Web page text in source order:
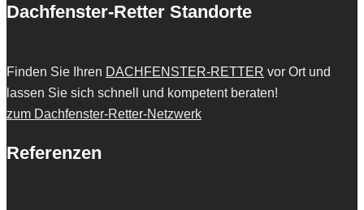
Dachfenster-Retter Standorte
Finden Sie Ihren DACHFENSTER-RETTER vor Ort und
lassen Sie sich schnell und kompetent beraten!
zum Dachfenster-Retter-Netzwerk
Referenzen